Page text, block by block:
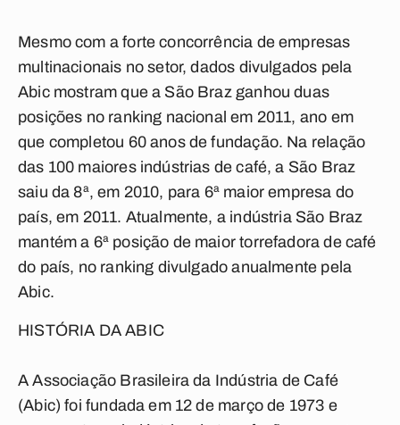
Mesmo com a forte concorrência de empresas
multinacionais no setor, dados divulgados pela
Abic mostram que a São Braz ganhou duas
posições no ranking nacional em 2011, ano em
que completou 60 anos de fundação. Na relação
das 100 maiores indústrias de café, a São Braz
saiu da 8ª, em 2010, para 6ª maior empresa do
país, em 2011. Atualmente, a indústria São Braz
mantém a 6ª posição de maior torrefadora de café
do país, no ranking divulgado anualmente pela
Abic.
HISTÓRIA DA ABIC
A Associação Brasileira da Indústria de Café
(Abic) foi fundada em 12 de março de 1973 e